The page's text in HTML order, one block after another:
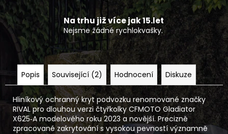
Na trhu již více jak 15.let
Nejsme žádné rychlokvašky.
Popis Související (2) Hodnocení Diskuze
Hliníkový ochranný kryt podvozku renomované značky
RIVAL pro dlouhou verzi čtyřkolky CFMOTO Gladiator
X625‑A modelového roku 2023 a novější. Precizně
zpracované zakrytování s vysokou pevností významně